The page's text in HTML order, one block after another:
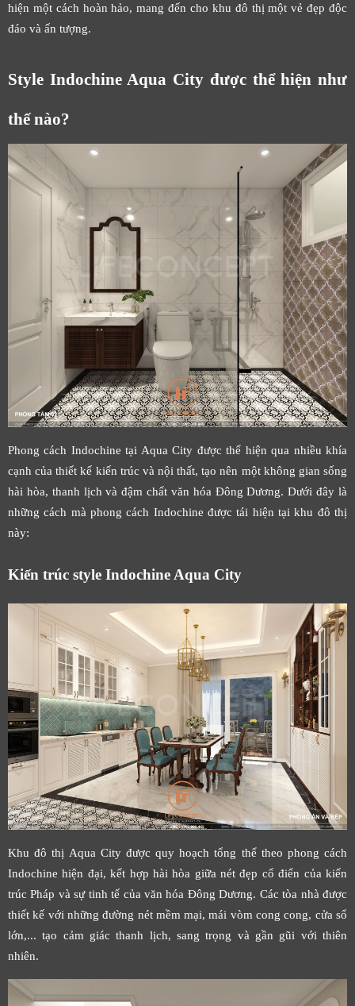
hiện một cách hoàn hảo, mang đến cho khu đô thị một vẻ đẹp độc
đáo và ấn tượng.
Style Indochine Aqua City được thể hiện như
thế nào?
Phong cách Indochine tại Aqua City được thể hiện qua nhiều khía
cạnh của thiết kế kiến trúc và nội thất, tạo nên một không gian sống
hài hòa, thanh lịch và đậm chất văn hóa Đông Dương. Dưới đây là
những cách mà phong cách Indochine được tái hiện tại khu đô thị
này:
Kiến trúc style Indochine Aqua City
Khu đô thị Aqua City được quy hoạch tổng thể theo phong cách
Indochine hiện đại, kết hợp hài hòa giữa nét đẹp cổ điển của kiến
trúc Pháp và sự tinh tế của văn hóa Đông Dương. Các tòa nhà được
thiết kế với những đường nét mềm mại, mái vòm cong cong, cửa sổ
lớn,... tạo cảm giác thanh lịch, sang trọng và gần gũi với thiên
nhiên.